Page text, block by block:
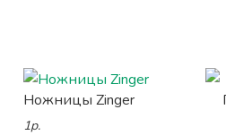
Ножницы Zinger
1р.